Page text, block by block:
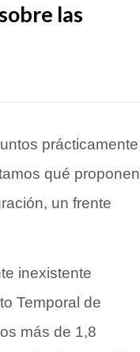
las
prácticamente
qué proponen
un frente
inexistente
Temporal de
más de 1,8